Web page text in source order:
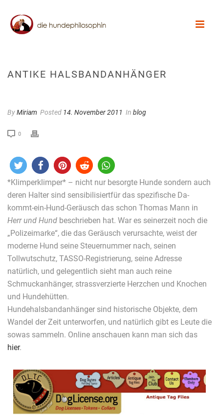
ANTIKE HALSBANDANHÄNGER
ByMiriam Posted 14. November 2011 In blog
0
*Klimperklimper* – nicht nur besorgte Hunde sondern auch
deren Halter sind sensibilisiertfür das spezifische Da-
kommt-ein-Hund-Geräusch das schon Thomas Mann in
Herr und Hund beschrieben hat. War es seinerzeit noch die
„Polizeimarke“, die das Geräusch verursachte, weist der
moderne Hund seine Steuernummer nach, seinen
Tollwutschutz, TASSO-Registrierung, seine Adresse
natürlich, und gelegentlich sieht man auch reine
Schmuckanhänger, strassverzierte Herzchen und Knochen
und Hundehütten.
Hundehalsbandanhänger sind historische Objekte, dem
Wandel der Zeit unterworfen, und natürlich gibt es Leute die
sowas sammeln. Online anschauen kann man sich das
hier.